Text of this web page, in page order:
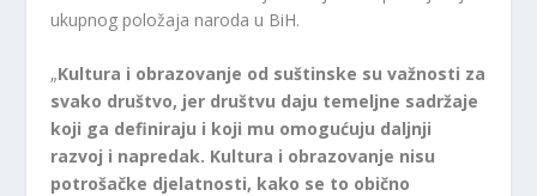
ukupnog položaja naroda u BiH.
„Kultura i obrazovanje od suštinske su važnosti za
svako društvo, jer društvu daju temeljne sadržaje
koji ga definiraju i koji mu omogućuju daljnji
razvoj i napredak. Kultura i obrazovanje nisu
potrošačke djelatnosti, kako se to obično